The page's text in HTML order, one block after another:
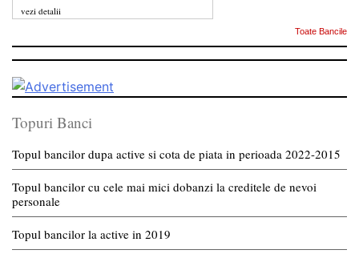
vezi detalii
Toate Bancile
Topuri Banci
Topul bancilor dupa active si cota de piata in perioada 2022-2015
Topul bancilor cu cele mai mici dobanzi la creditele de nevoi
personale
Topul bancilor la active in 2019